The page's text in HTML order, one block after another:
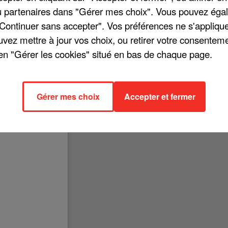
de Julien Clerc sera intitulé « Terrien ». Et ça n'est pas tout :
dès le 12 février 2021 ! Il est d'ailleurs disponible dès ce 18
par Clara Luciani, est quant à lui déjà disponible.
partenaires dans "Gérer mes choix". Vous pouvez
sans accepter". Vos préférences ne
mettre à jour vos choix, ou retirer votre
"Gérer les cookies" situé en bas de chaque page.
Gérer mes choix Accepter et fermer